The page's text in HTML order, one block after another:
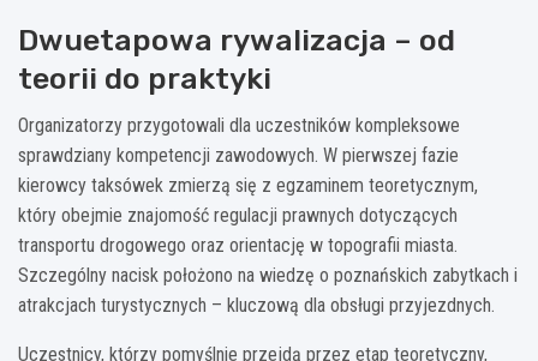
Dwuetapowa rywalizacja – od
teorii do praktyki
Organizatorzy przygotowali dla uczestników kompleksowe
sprawdziany kompetencji zawodowych. W pierwszej fazie
kierowcy taksówek zmierzą się z egzaminem teoretycznym,
który obejmie znajomość regulacji prawnych dotyczących
transportu drogowego oraz orientację w topografii miasta.
Szczególny nacisk położono na wiedzę o poznańskich zabytkach i
atrakcjach turystycznych – kluczową dla obsługi przyjezdnych.
Uczestnicy, którzy pomyślnie przejdą przez etap teoretyczny,